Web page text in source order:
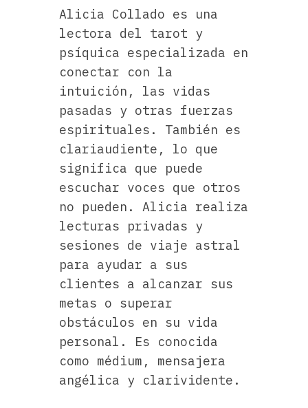
Alicia Collado es una
lectora del tarot y
psíquica especializada en
conectar con la
intuición, las vidas
pasadas y otras fuerzas
espirituales. También es
clariaudiente, lo que
significa que puede
escuchar voces que otros
no pueden. Alicia realiza
lecturas privadas y
sesiones de viaje astral
para ayudar a sus
clientes a alcanzar sus
metas o superar
obstáculos en su vida
personal. Es conocida
como médium, mensajera
angélica y clarividente.